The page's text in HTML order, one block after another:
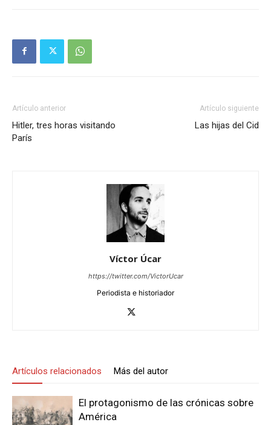
Artículo anterior
Hitler, tres horas visitando
París
Artículo siguiente
Las hijas del Cid
Víctor Úcar
https://twitter.com/VictorUcar
Periodista e historiador
Artículos relacionados Más del autor
El protagonismo de las crónicas sobre
América